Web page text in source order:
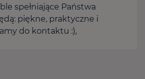
spełniające Państwa
piękne, praktyczne i
do kontaktu :),